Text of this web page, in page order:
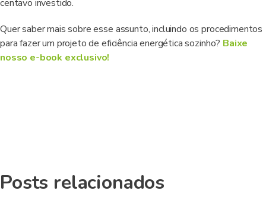
centavo investido.
Quer saber mais sobre esse assunto, incluindo os procedimentos
para fazer um projeto de eficiência energética sozinho? Baixe
nosso e-book exclusivo!
Posts relacionados